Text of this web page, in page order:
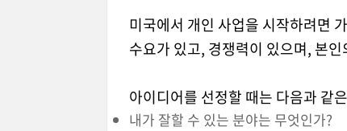
미국에서 개인 사업을 시작하려면
수요가 있고, 경쟁력이 있으며, 본
아이디어를 선정할 때는 다음과 같
내가 잘할 수 있는 분야는 무엇인가?